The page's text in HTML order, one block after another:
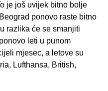
je još uvijek bitno bolje
ponovo raste bitno
razlika će se smanjiti
leti u punom
mjesec, a letove su
Lufthansa, British,